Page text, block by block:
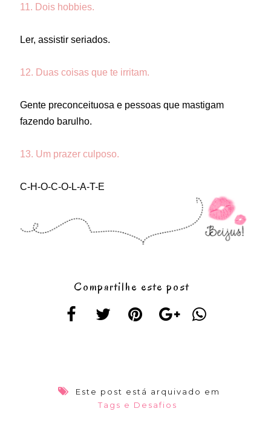
11. Dois hobbies.
Ler, assistir seriados.
12. Duas coisas que te irritam.
Gente preconceituosa e pessoas que mastigam
fazendo barulho.
13. Um prazer culposo.
C-H-O-C-O-L-A-T-E
Compartilhe este post
Este post está arquivado em
Tags e Desafios